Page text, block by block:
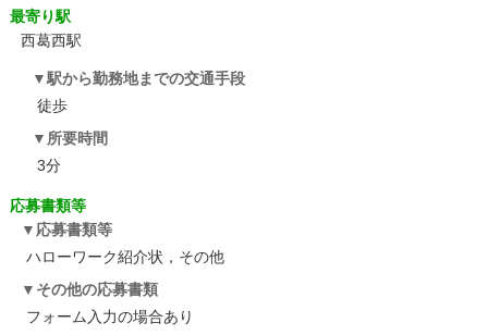
最寄り駅
西葛西駅
駅から勤務地までの交通手段
徒歩
所要時間
3分
応募書類等
応募書類等
ハローワーク紹介状，その他
その他の応募書類
フォーム入力の場合あり